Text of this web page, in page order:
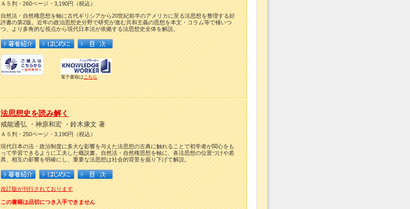
Ａ５判・260ページ・3,190円（税込）
自然法・自然権思想を軸に古代ギリシアから20世紀前半のアメリカに至る法思想を整理する好
評書の第2版。近年の政治思想史分野で研究が進む共和主義の思想を本文・コラム等で補いつ
つ、より多角的な視点から現代日本法が依拠する法思想史全体を解説。
電子書籍はこちら
法思想史を読み解く
戒能通弘 ・神原和宏 ・鈴木康文 著
Ａ５判・250ページ・3,190円（税込）
現代日本の法・政治制度に多大な影響を与えた法思想の古典に触れることで初学者が関心をも
って学習できるように工夫した概説書。自然法・自然権思想を軸に、各法思想の位置づけや差
異、相互の影響を明確にし、重要な法思想は社会的背景を掘り下げて解説。
改訂版が刊行されております
この書籍は品切につき入手できません